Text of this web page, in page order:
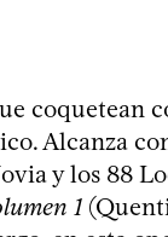
coquetean
Alcanza
y los 88
1